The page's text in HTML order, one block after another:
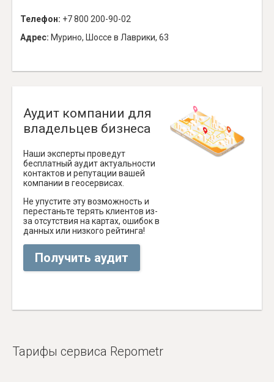
Телефон: +7 800 200-90-02
Адрес: Мурино, Шоссе в Лаврики, 63
Аудит компании для
владельцев бизнеса
Наши эксперты проведут
бесплатный аудит актуальности
контактов и репутации вашей
компании в геосервисах.
Не упустите эту возможность и
перестаньте терять клиентов из-
за отсутствия на картах, ошибок в
данных или низкого рейтинга!
Получить аудит
Тарифы сервиса Repometr